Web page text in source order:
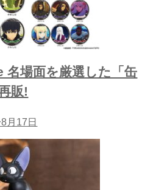
場面を厳選した「缶
販!
月17日